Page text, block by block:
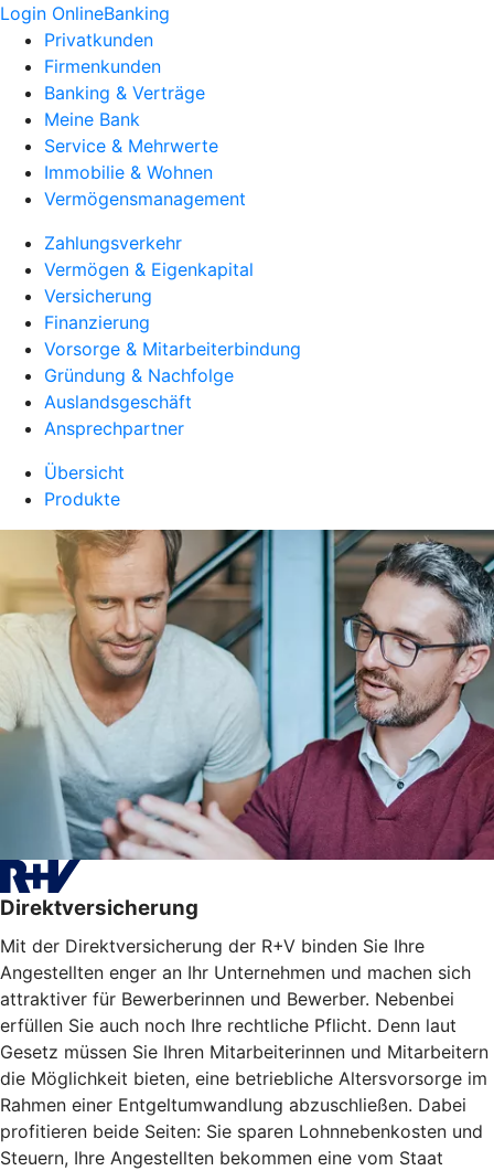
Login OnlineBanking
Privatkunden
Firmenkunden
Banking & Verträge
Meine Bank
Service & Mehrwerte
Immobilie & Wohnen
Vermögensmanagement
Zahlungsverkehr
Vermögen & Eigenkapital
Versicherung
Finanzierung
Vorsorge & Mitarbeiterbindung
Gründung & Nachfolge
Auslandsgeschäft
Ansprechpartner
Übersicht
Produkte
Direktversicherung
Mit der Direktversicherung der R+V binden Sie Ihre
Angestellten enger an Ihr Unternehmen und machen sich
attraktiver für Bewerberinnen und Bewerber. Nebenbei
erfüllen Sie auch noch Ihre rechtliche Pflicht. Denn laut
Gesetz müssen Sie Ihren Mitarbeiterinnen und Mitarbeitern
die Möglichkeit bieten, eine betriebliche Altersvorsorge im
Rahmen einer Entgeltumwandlung abzuschließen. Dabei
profitieren beide Seiten: Sie sparen Lohnnebenkosten und
Steuern, Ihre Angestellten bekommen eine vom Staat